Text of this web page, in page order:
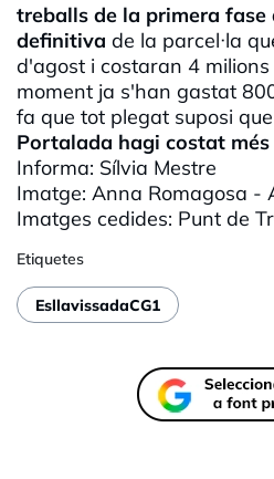
treballs de la primera
definitiva de la parcel·la
d'agost i costaran 4
moment ja s'han gastat
fa que tot plegat suposi que
Portalada hagi costat
Informa: Sílvia Mestre
Imatge: Anna Romagosa -
Imatges cedides: Punt de
Etiquetes
EsllavissadaCG1